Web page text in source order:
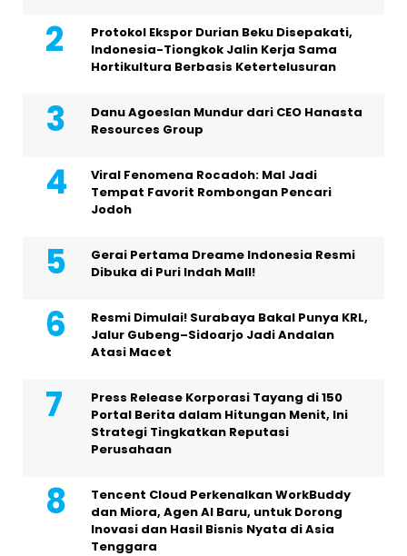
Protokol Ekspor Durian Beku Disepakati,
Indonesia-Tiongkok Jalin Kerja Sama
Hortikultura Berbasis Ketertelusuran
Danu Agoeslan Mundur dari CEO Hanasta
Resources Group
Viral Fenomena Rocadoh: Mal Jadi
Tempat Favorit Rombongan Pencari
Jodoh
Gerai Pertama Dreame Indonesia Resmi
Dibuka di Puri Indah Mall!
Resmi Dimulai! Surabaya Bakal Punya KRL,
Jalur Gubeng–Sidoarjo Jadi Andalan
Atasi Macet
Press Release Korporasi Tayang di 150
Portal Berita dalam Hitungan Menit, Ini
Strategi Tingkatkan Reputasi
Perusahaan
Tencent Cloud Perkenalkan WorkBuddy
dan Miora, Agen AI Baru, untuk Dorong
Inovasi dan Hasil Bisnis Nyata di Asia
Tenggara